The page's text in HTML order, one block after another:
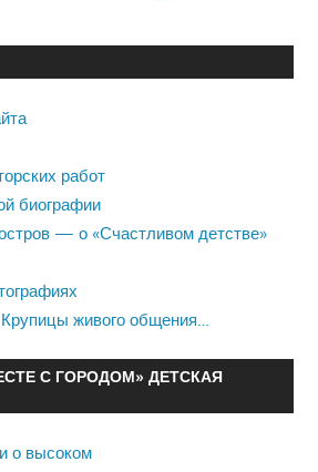
работ
биографии
— о «Счастливом детстве»
живого общения…
С ГОРОДОМ» ДЕТСКАЯ
о высоком